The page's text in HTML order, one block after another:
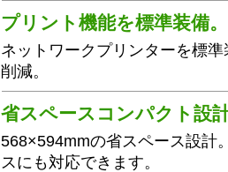
プリント機能を標準装備。
ネットワークプリンターを標
削減。
省スペースコンパクト設
568×594mmの省スペース設計
スにも対応できます。